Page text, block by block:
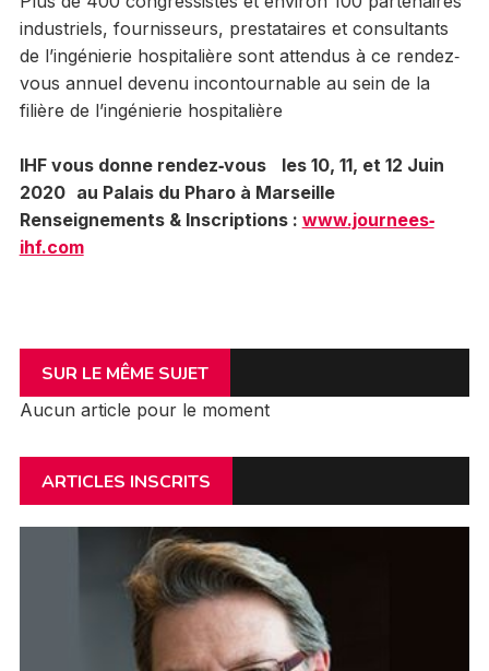
industriels, fournisseurs, prestataires et consultants
de l’ingénierie hospitalière sont attendus à ce rendez‐
vous annuel devenu incontournable au sein de la
filière de l’ingénierie hospitalière
IHF vous donne rendez‐vous les 10, 11, et 12 Juin
2020 au Palais du Pharo à Marseille
Renseignements & Inscriptions : www.journees‐
ihf.com
SUR LE MÊME SUJET
Aucun article pour le moment
ARTICLES INSCRITS